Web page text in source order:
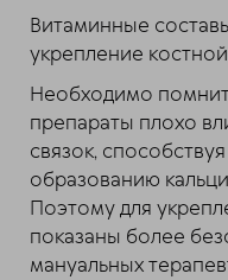
Витаминные
укрепление
Необходимо
препараты плохо
связок,
образованию
Поэтому для
показаны более
мануальных